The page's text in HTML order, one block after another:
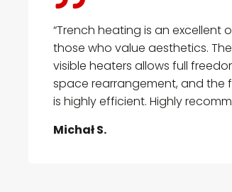
“Trench heating is an excellent
those who value aesthetics.
visible heaters allows full
space rearrangement, and the
is highly efficient. Highly
Michał S.